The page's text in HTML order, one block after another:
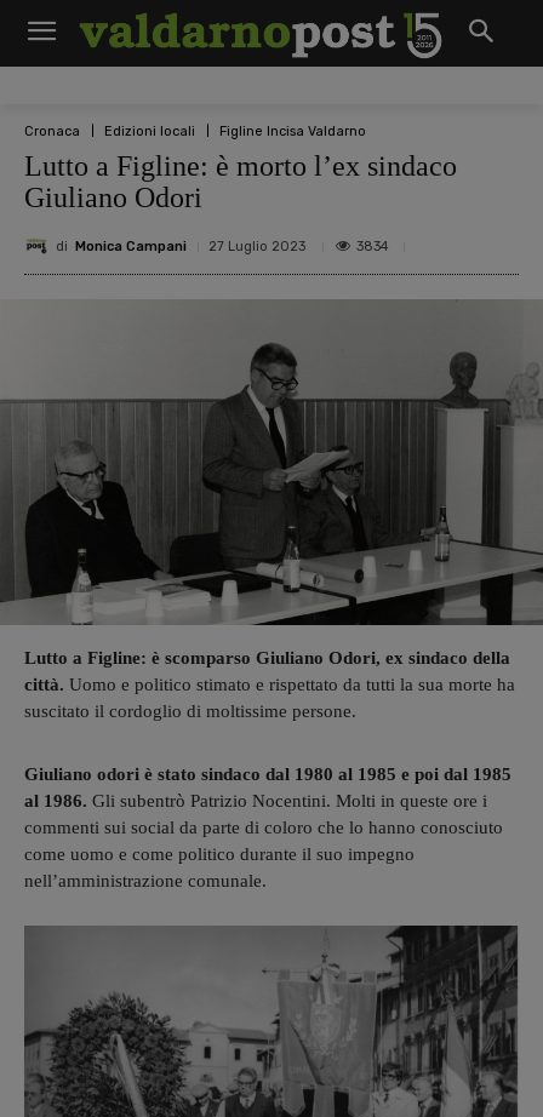
Cronaca Edizioni locali Figline Incisa Valdarno
Lutto a Figline: è morto l’ex sindaco
Giuliano Odori
di Monica Campani 27 Luglio 2023 3834
Lutto a Figline: è scomparso Giuliano Odori, ex sindaco della
città. Uomo e politico stimato e rispettato da tutti la sua morte ha
suscitato il cordoglio di moltissime persone.
Giuliano odori è stato sindaco dal 1980 al 1985 e poi dal 1985
al 1986. Gli subentrò Patrizio Nocentini. Molti in queste ore i
commenti sui social da parte di coloro che lo hanno conosciuto
come uomo e come politico durante il suo impegno
nell’amministrazione comunale.